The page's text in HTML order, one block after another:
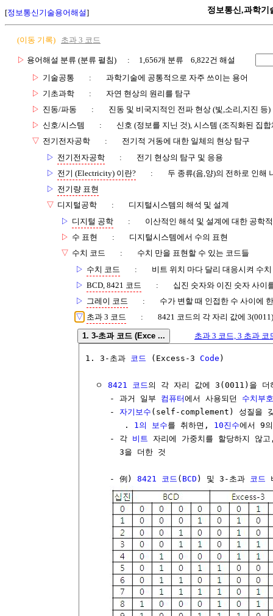
[정보통신기술용어해설] 정보통신,과학기
(이동 기록) 초과 3 코드
▷ 용어해설 분류 (분류 펼침)
: 1,656개 분류 6,822건 해설
▷ 기술공통 :
과학기술에 공통적으로 자주 쓰이는 용어
▷ 기초과학 :
자연 현상의 원리를 탐구
▷ 진동/파동 :
진동 및 비국지적인 전파 현상 (빛,소리,지진 등)
▷ 신호/시스템 :
신호 (정보를 지닌 것), 시스템 (조직화된 집합
▽ 전기전자공학 :
전기적 거동에 대한 일체의 현상 탐구
▷ 전기전자공학 :
전기 현상의 탐구 및 응용
▷ 전기 (Electricity) 이란? :
두 종류(음,양)의 전하로 인해
▷ 전기량 표현
▽ 디지털공학 :
디지털시스템의 해석 및 설계
▷ 디지털 공학 :
이산적인 해석 및 설계에 대한 공학
▷ 수 표현 :
디지털시스템에서 수의 표현
▽ 수치 코드 :
수치 만을 표현할 수 있는 코드들
▷ 수치 코드 :
비트 위치 마다 달리 대응시켜 수
▷ BCD, 8421 코드 :
십진 숫자와 이진 숫자 사이
▷ 그레이 코드 :
수가 변할 때 인접한 수 사이에
▽ 초과 3 코드 : 8421 코드의 각 자리 값에
1. 3-초과 코드 (Exce ... 초과 3 코드, 3 초과 코
1. 3-초과 코드 (Excess-3 Code )
  ㅇ
8421 코드 의 각 자리 값에 3(0011)을 더
     - 과거 일부
컴퓨터에서 사용되던 수치부
     -
자기보수 (self-complement) 성질을
        .
1의 보수를 취하면, 10진수에서 9
     - 각
비트
자리에 가중치를 할당하지 않
       3을 더한 것
     - 例)
8421 코드 ( BCD ) 및 3-초과 코드